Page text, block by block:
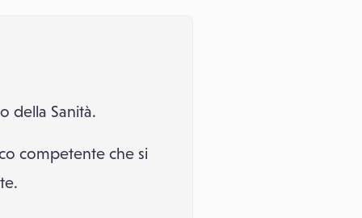
della Sanità.
competente che si